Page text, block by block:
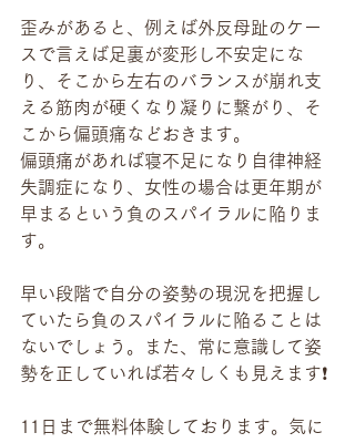
歪みがあると、例えば外反母趾のケー
スで言えば足裏が変形し不安定にな
り、そこから左右のバランスが崩れ支
える筋肉が硬くなり凝りに繋がり、そ
こから偏頭痛などおきます。
偏頭痛があれば寝不足になり自律神経
失調症になり、女性の場合は更年期が
早まるという負のスパイラルに陥りま
す。
早い段階で自分の姿勢の現況を把握し
ていたら負のスパイラルに陥ることは
ないでしょう。また、常に意識して姿
勢を正していれば若々しくも見えます❗️
11日まで無料体験しております。気に